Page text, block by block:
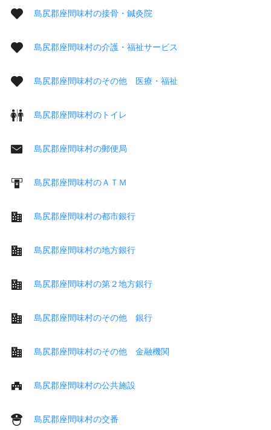
島尻郡座間味村の接骨・鍼灸院
島尻郡座間味村の介護・福祉サービス
島尻郡座間味村のその他 医療・福祉
島尻郡座間味村のトイレ
島尻郡座間味村の郵便局
島尻郡座間味村のＡＴＭ
島尻郡座間味村の都市銀行
島尻郡座間味村の地方銀行
島尻郡座間味村の第２地方銀行
島尻郡座間味村のその他 銀行
島尻郡座間味村のその他 金融機関
島尻郡座間味村の公共施設
島尻郡座間味村の交番